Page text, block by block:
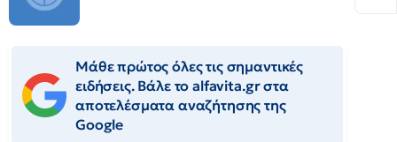
Μάθε πρώτος όλες τις σημαντικές
ειδήσεις. Βάλε το alfavita.gr στα
αποτελέσματα αναζήτησης της
Google